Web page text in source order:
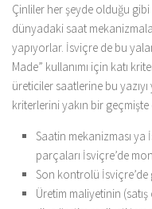
Çinliler her şeyde olduğu
dünyadaki saat
yapıyorlar. İsviçre de bu
Made” kullanımı için katı
üreticiler saatlerine bu
kriterlerini yakın bir
Saatin mekanizması ya
parçaları İsviçre’de
Son kontrolü İsviçre’de
Üretim maliyetinin